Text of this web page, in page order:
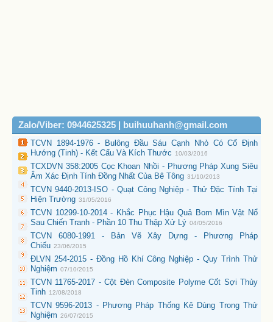
Zalo/Viber: 0944625325 | buihuuhanh@gmail.com
TCVN 1894-1976 - Bulông Đầu Sáu Cạnh Nhỏ Có Cổ Định
Hướng (Tinh) - Kết Cấu Và Kích Thước
10/03/2016
TCXDVN 358:2005 Cọc Khoan Nhồi - Phương Pháp Xung Siêu
Âm Xác Định Tính Đồng Nhất Của Bê Tông 31/10/2013
TCVN 9440-2013-ISO - Quạt Công Nghiệp - Thử Đặc Tính Tại
Hiện Trường 31/05/2016
TCVN 10299-10-2014 - Khắc Phục Hậu Quả Bom Mìn Vật Nổ
Sau Chiến Tranh - Phần 10 Thu Thập Xử Lý 04/05/2016
TCVN 6080-1991 - Bản Vẽ Xây Dựng - Phương Pháp
Chiếu 23/06/2015
ĐLVN 254-2015 - Đồng Hồ Khí Công Nghiệp - Quy Trình Thử
Nghiệm 07/10/2015
TCVN 11765-2017 - Cột Đèn Composite Polyme Cốt Sợi Thủy
Tinh 12/08/2018
TCVN 9596-2013 - Phương Pháp Thống Kê Dùng Trong Thử
Nghiệm 26/07/2015